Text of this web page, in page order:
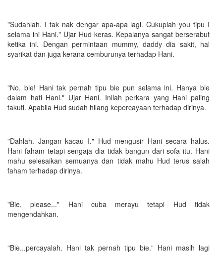
"Sudahlah. I tak nak dengar apa-apa lagi. Cukuplah you tipu I
selama ini Hani." Ujar Hud keras. Kepalanya sangat berserabut
ketika ini. Dengan permintaan mummy, daddy dia sakit, hal
syarikat dan juga kerana cemburunya terhadap Hani.
"No, bie! Hani tak pernah tipu bie pun selama ini. Hanya bie
dalam hati Hani." Ujar Hani. Inilah perkara yang Hani paling
takuti. Apabila Hud sudah hilang kepercayaan terhadap dirinya.
"Dahlah. Jangan kacau I." Hud mengusir Hani secara halus.
Hani faham tetapi sengaja dia tidak bangun dari sofa itu. Hani
mahu selesaikan semuanya dan tidak mahu Hud terus salah
faham terhadap dirinya.
"Bie, please..." Hani cuba merayu tetapi Hud tidak
mengendahkan.
"Bie...percayalah. Hani tak pernah tipu bie." Hani masih lagi